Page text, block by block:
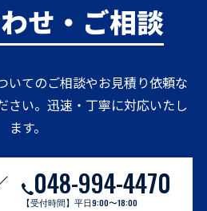
せ・ご相談
いてのご相談やお見積り依頼な
さい。迅速・丁寧に対応いたし
ます。
048-994-4470
【受付時間】平日9:00〜18:00